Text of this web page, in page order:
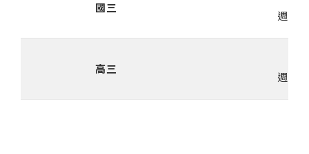
國三
週四
高三
週一